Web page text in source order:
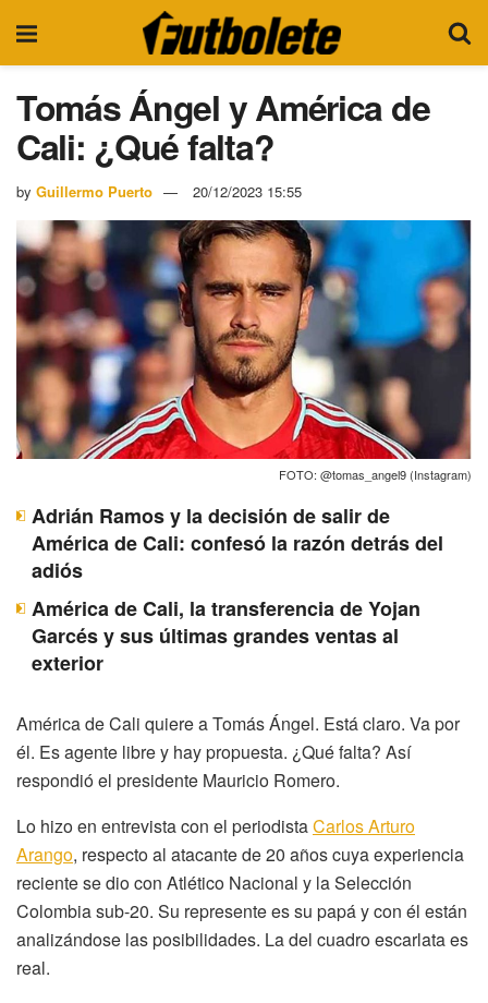
Tomás Ángel y América de
Cali: ¿Qué falta?
by Guillermo Puerto 20/12/2023 15:55
FOTO: @tomas_angel9 (Instagram)
Adrián Ramos y la decisión de salir de
América de Cali: confesó la razón detrás del
adiós
América de Cali, la transferencia de Yojan
Garcés y sus últimas grandes ventas al
exterior
América de Cali quiere a Tomás Ángel. Está claro. Va por
él. Es agente libre y hay propuesta. ¿Qué falta? Así
respondió el presidente Mauricio Romero.
Lo hizo en entrevista con el periodistaCarlos Arturo
Arango, respecto al atacante de 20 años cuya experiencia
reciente se dio con Atlético Nacional y la Selección
Colombia sub-20. Su represente es su papá y con él están
analizándose las posibilidades. La del cuadro escarlata es
real.